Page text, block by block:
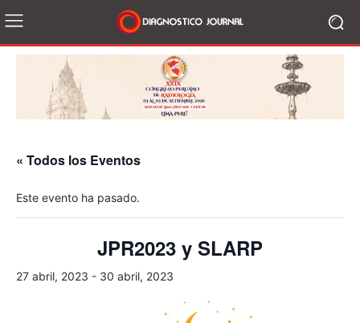
« Todos los Eventos
Este evento ha pasado.
JPR2023 y SLARP
27 abril, 2023 - 30 abril, 2023